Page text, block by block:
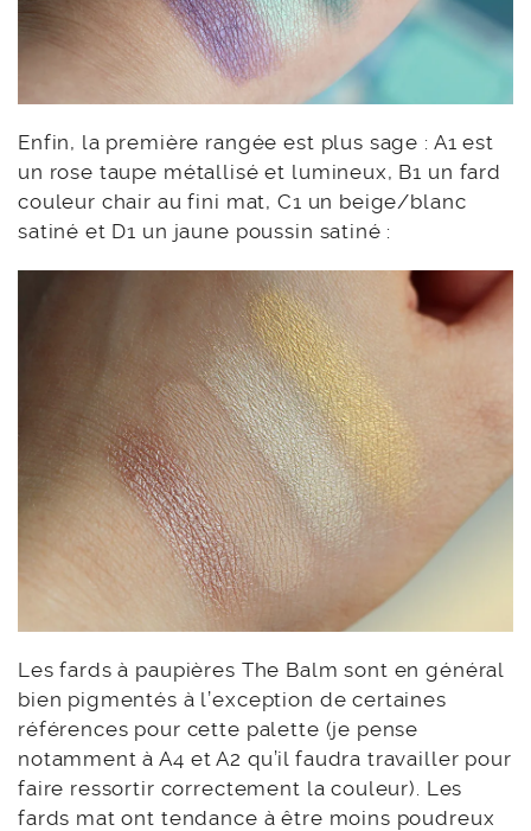
Enfin, la première rangée est plus sage : A1 est
un rose taupe métallisé et lumineux, B1 un fard
couleur chair au fini mat, C1 un beige/blanc
satiné et D1 un jaune poussin satiné :
Les fards à paupières The Balm sont en général
bien pigmentés à l’exception de certaines
références pour cette palette (je pense
notamment à A4 et A2 qu’il faudra travailler pour
faire ressortir correctement la couleur). Les
fards mat ont tendance à être moins poudreux